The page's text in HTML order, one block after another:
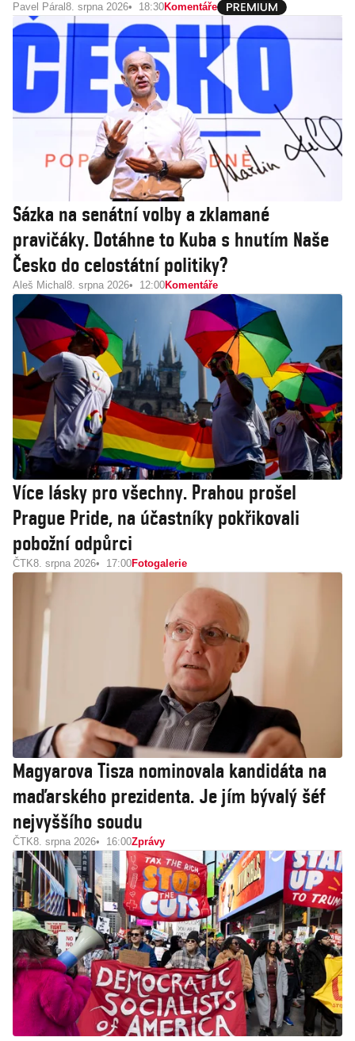
Pavel Páral 8. srpna 2026 18:30Komentáře
Sázka na senátní volby a zklamané
pravičáky. Dotáhne to Kuba s hnutím Naše
Česko do celostátní politiky?
Aleš Michal 8. srpna 2026 12:00Komentáře
Více lásky pro všechny. Prahou prošel
Prague Pride, na účastníky pokřikovali
pobožní odpůrci
ČTK8. srpna 2026 17:00Fotogalerie
Magyarova Tisza nominovala kandidáta na
maďarského prezidenta. Je jím bývalý šéf
nejvyššího soudu
ČTK8. srpna 2026 16:00Zprávy